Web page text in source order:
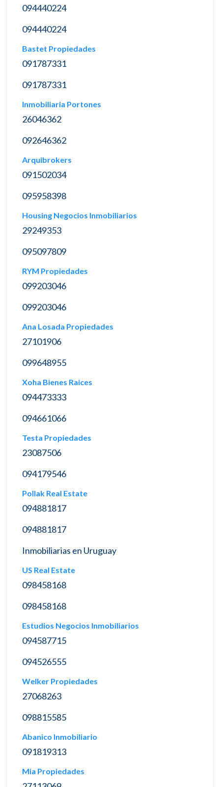
094440224
094440224
Bastet Propiedades
091787331
091787331
Inmobiliaria Portones
26046362
092646362
Arquibrokers
091502034
095958398
Housing Negocios Inmobiliarios
29249353
095097809
RYM Propiedades
099203046
099203046
Ana Losada Propiedades
27101906
099648955
Xoha Bienes Raices
094473333
094661066
Testa Propiedades
23087506
094179546
Pollak Real Estate
094881817
094881817
Inmobiliarias en Uruguay
US Real Estate
098458168
098458168
Estudios Negocios Inmobiliarios
094587715
094526555
Welker Propiedades
27068263
098815585
Abanico Inmobiliario
091819313
Mia Propiedades